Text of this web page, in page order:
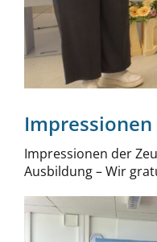
Impressionen der
Ausbildung – Wir